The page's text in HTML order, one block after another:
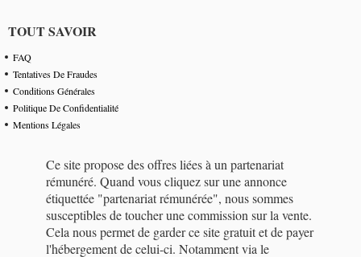
TOUT SAVOIR
FAQ
Tentatives De Fraudes
Conditions Générales
Politique De Confidentialité
Mentions Légales
Ce site propose des offres liées à un partenariat
rémunéré. Quand vous cliquez sur une annonce
étiquettée "partenariat rémunérée", nous sommes
susceptibles de toucher une commission sur la vente.
Cela nous permet de garder ce site gratuit et de payer
l'hébergement de celui-ci. Notamment via le